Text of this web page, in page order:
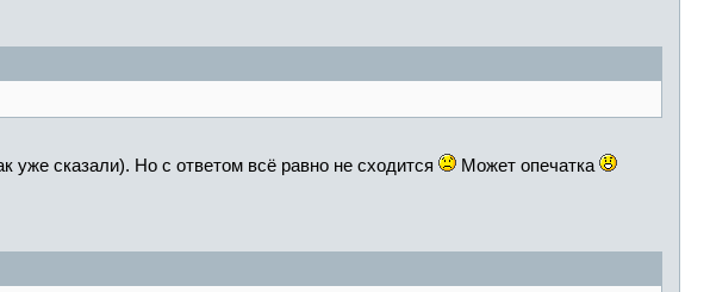
сказали). Но с ответом всё равно не сходится Может опечатка